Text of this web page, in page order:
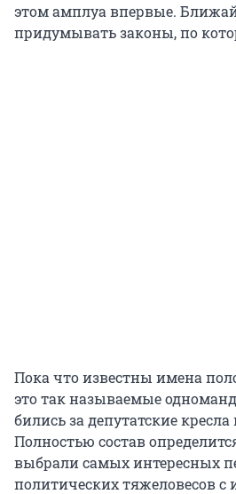
этом амплуа впервые.
придумывать законы, по
Пока что известны имена
это так называемые
бились за депутатские кресла
Полностью состав
выбрали самых интересных
политических тяжеловесов с